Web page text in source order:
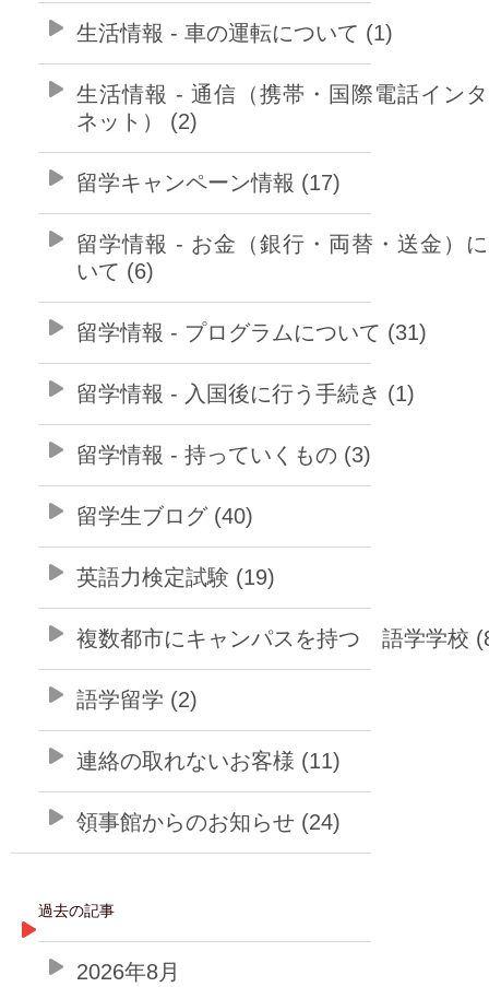
生活情報 - 車の運転について (1)
生活情報 - 通信（携帯・国際電話イン
ネット） (2)
留学キャンペーン情報 (17)
留学情報 - お金（銀行・両替・送金）
いて (6)
留学情報 - プログラムについて (31)
留学情報 - 入国後に行う手続き (1)
留学情報 - 持っていくもの (3)
留学生ブログ (40)
英語力検定試験 (19)
複数都市にキャンパスを持つ 語学学校
語学留学 (2)
連絡の取れないお客様 (11)
領事館からのお知らせ (24)
過去の記事
2026年8月